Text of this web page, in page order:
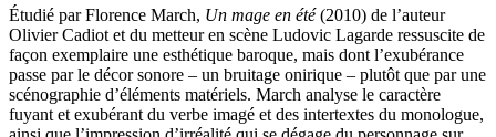
Étudié par Florence March, Un mage en été(2010) de l’auteur
Olivier Cadiot et du metteur en scène Ludovic Lagarde ressuscite de
façon exemplaire une esthétique baroque, mais dont l’exubérance
passe par le décor sonore – un bruitage onirique – plutôt que par une
scénographie d’éléments matériels. March analyse le caractère
fuyant et exubérant du verbe imagé et des intertextes du monologue,